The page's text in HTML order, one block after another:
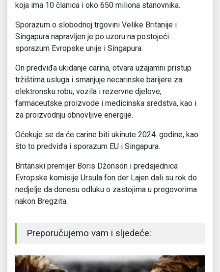
koja ima 10 članica i oko 650 miliona stanovnika.
Sporazum o slobodnoj trgovini Velike Britanije i
Singapura napravljen je po uzoru na postojeći
sporazum Evropske unije i Singapura.
On predviđa ukidanje carina, otvara uzajamni pristup
tržištima usluga i smanjuje necarinske barijere za
elektronsku robu, vozila i rezervne djelove,
farmaceutske proizvode i medicinska sredstva, kao i
za proizvodnju obnovljive energije.
Očekuje se da će carine biti ukinute 2024. godine, kao
što to predviđa i sporazum EU i Singapura.
Britanski premijer Boris Džonson i predsjednica
Evropske komisije Ursula fon der Lajen dali su rok do
nedjelje da donesu odluku o zastojima u pregovorima
nakon Bregzita.
Preporučujemo vam i sljedeće: